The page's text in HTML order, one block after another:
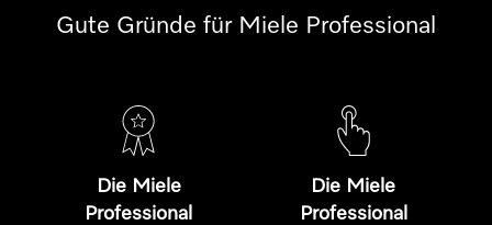
Gute Gründe für Miele Professional
Die Miele
Professional
Die Miele
Professional